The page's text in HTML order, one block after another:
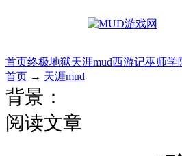
首页终极地狱天涯mud西游记巫师学
首页 → 天涯mud
背景：
阅读文章